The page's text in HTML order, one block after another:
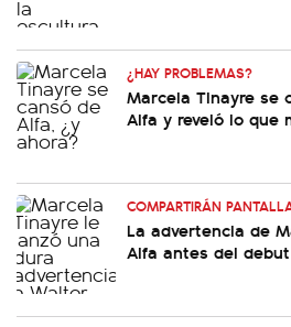
¿HAY PROBLEMAS?
Marcela Tinayre se
Alfa y reveló lo que
COMPARTIRÁN
La advertencia de
Alfa antes del